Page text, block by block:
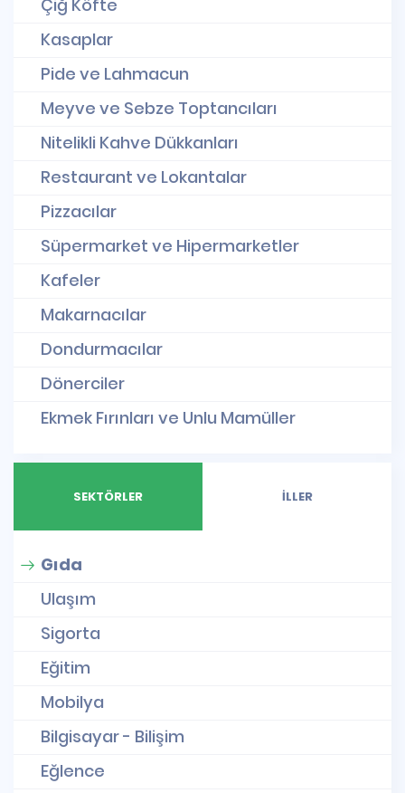
Çiğ Köfte
Kasaplar
Pide ve Lahmacun
Meyve ve Sebze Toptancıları
Nitelikli Kahve Dükkanları
Restaurant ve Lokantalar
Pizzacılar
Süpermarket ve Hipermarketler
Kafeler
Makarnacılar
Dondurmacılar
Dönerciler
Ekmek Fırınları ve Unlu Mamüller
SEKTÖRLER İLLER
Gıda
Ulaşım
Sigorta
Eğitim
Mobilya
Bilgisayar - Bilişim
Eğlence